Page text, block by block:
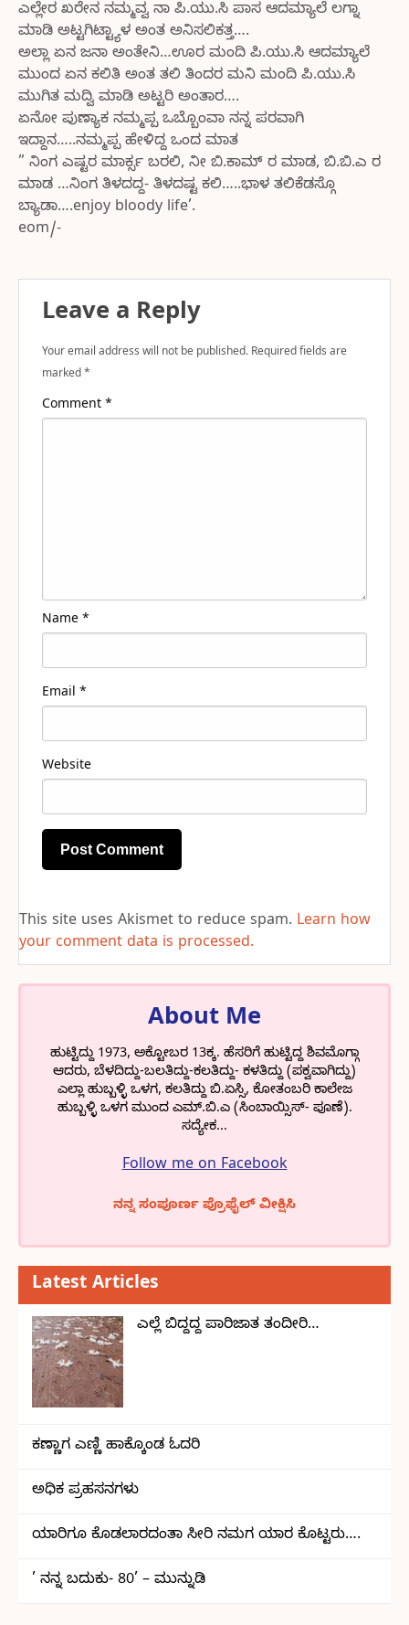
ಎಲ್ಲೇರ ಖರೇನ ನಮ್ಮವ್ವ ನಾ ಪಿ.ಯು.ಸಿ ಪಾಸ ಆದಮ್ಯಾಲೆ ಲಗ್ನಾ
ಮಾಡಿ ಅಟ್ಟಗಿಟ್ಟ್ಯಾಳ ಅಂತ ಅನಿಸಲಿಕತ್ತ….
ಅಲ್ಲಾ ಏನ ಜನಾ ಅಂತೇನಿ…ಊರ ಮಂದಿ ಪಿ.ಯು.ಸಿ ಆದಮ್ಯಾಲೆ
ಮುಂದ ಏನ ಕಲಿತಿ ಅಂತ ತಲಿ ತಿಂದರ ಮನಿ ಮಂದಿ ಪಿ.ಯು.ಸಿ
ಮುಗಿತ ಮದ್ವಿ ಮಾಡಿ ಅಟ್ಟರಿ ಅಂತಾರ….
ಏನೋ ಪುಣ್ಯಾಕ ನಮ್ಮಪ್ಪ ಒಬ್ಬೊಂವಾ ನನ್ನ ಪರವಾಗಿ
ಇದ್ದಾನ…..ನಮ್ಮಪ್ಪ ಹೇಳಿದ್ದ ಒಂದ ಮಾತ
” ನಿಂಗ ಎಷ್ಟರ ಮಾರ್ಕ್ಸ ಬರಲಿ, ನೀ ಬಿ.ಕಾಮ್ ರ ಮಾಡ, ಬಿ.ಬಿ.ಎ ರ
ಮಾಡ …ನಿಂಗ ತಿಳದದ್ದ- ತಿಳದಷ್ಟ ಕಲಿ…..ಭಾಳ ತಲಿಕೆಡಸ್ಗೊ
ಬ್ಯಾಡಾ….enjoy bloody life’.
eom/-
Leave a Reply
Your email address will not be published. Required fields are
marked*
Comment *
Name *
Email *
Website
This site uses Akismet to reduce spam. Learn how
your comment data is processed.
About Me
ಹುಟ್ಟಿದ್ದು 1973, ಅಕ್ಟೋಬರ 13ಕ್ಕ. ಹೆಸರಿಗೆ ಹುಟ್ಟಿದ್ದ ಶಿವಮೊಗ್ಗಾ
ಆದರು, ಬೆಳದಿದ್ದು-ಬಲತಿದ್ದು-ಕಲತಿದ್ದು- ಕಳತಿದ್ದು (ಪಕ್ವವಾಗಿದ್ದು)
ಎಲ್ಲಾ ಹುಬ್ಬಳ್ಳಿ ಒಳಗ, ಕಲತಿದ್ದು ಬಿ.ಏಸ್ಸಿ, ಕೋತಂಬರಿ ಕಾಲೇಜ
ಹುಬ್ಬಳ್ಳಿ ಒಳಗ ಮುಂದ ಎಮ್.ಬಿ.ಎ (ಸಿಂಬಾಯ್ಸಿಸ್- ಪೂಣೆ).
ಸದ್ಯೇಕ...
Follow me on Facebook
ನನ್ನ ಸಂಪೂರ್ಣ ಪ್ರೊಫೈಲ್ ವೀಕ್ಷಿಸಿ
Latest Articles
ಎಲ್ಲೆ ಬಿದ್ದದ್ದ ಪಾರಿಜಾತ ತಂದೀರಿ…
ಕಣ್ಣಾಗ ಎಣ್ಣಿ ಹಾಕ್ಕೊಂಡ ಓದರಿ
ಅಧಿಕ ಪ್ರಹಸನಗಳು
ಯಾರಿಗೂ ಕೊಡಲಾರದಂತಾ ಸೀರಿ ನಮಗ ಯಾರ ಕೊಟ್ಟರು….
’ ನನ್ನ ಬದುಕು- 80’ – ಮುನ್ನುಡಿ